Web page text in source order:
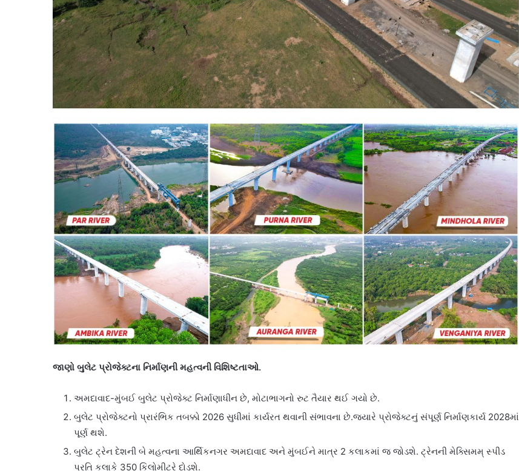
જાણો બુલેટ પ્રોજેક્ટના નિર્માણની મહત્વની વિશિષ્ટતાઓ.
અમદાવાદ-મુંબઈ બુલેટ પ્રોજેક્ટ નિર્માણાધીન છે, મોટાભાગનો રુટ તૈયાર થઈ ગયો છે.
બુલેટ પ્રોજેક્ટનો પ્રારંભિક તબક્કો 2026 સુધીમાં કાર્યરત થવાની સંભાવના છે.જ્યારે પ્રોજેક્ટનું સંપૂર્ણ નિર્માણકાર્ય 2028માં
પૂર્ણ થશે.
બુલેટ ટ્રેન દેશની બે મહત્વના આર્થિકનગર અમદાવાદ અને મુંબઈને માત્ર 2 કલાકમાં જ જોડશે. ટ્રેનની મેક્સિમમ્ સ્પીડ
પ્રતિ કલાકે 350 કિલોમીટરે દોડશે.